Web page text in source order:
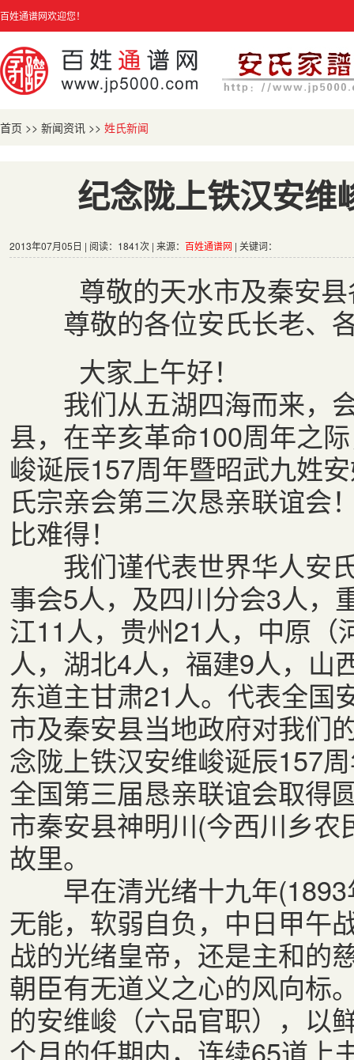
百姓通谱网欢迎您！
首页 >> 新闻资讯 >> 姓氏新闻
纪念陇上铁汉安维
2013年07月05日 | 阅读：1841次 | 来源： 百姓通谱网 | 关键词：
尊敬的天水市及秦安县
尊敬的各位安氏长老、
大家上午好！
我们从五湖四海而来，
县，在辛亥革命100周年之
峻诞辰157周年暨昭武九姓
氏宗亲会第三次恳亲联谊会
比难得！
我们谨代表世界华人安
事会5人，及四川分会3人，
江11人，贵州21人，中原（
人，湖北4人，福建9人，山
东道主甘肃21人。代表全国
市及秦安县当地政府对我们
念陇上铁汉安维峻诞辰157
全国第三届恳亲联谊会
市秦安县神明川(今西川乡农
故里。
早在清光绪十九年(1893
无能，软弱自负，中日甲午
战的光绪皇帝，还是主和的
朝臣有无道义之心的风向标
的安维峻（六品官职），以
个月的任期内，连续65道上